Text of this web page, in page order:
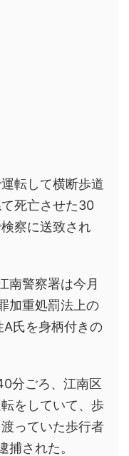
転して横断歩道
死亡させた30
察に送致され
南警察署は今月
加重処罰法上の
氏を身柄付きの
分ごろ、江南区
をしていて、歩
っていた歩行者
された。